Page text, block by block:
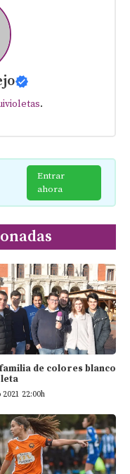
.
Entrar
ahora
de colores blanco
2021 22:00h